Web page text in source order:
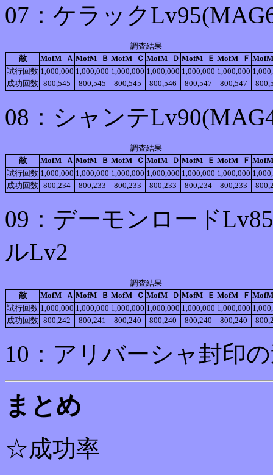
07：ケラック
調査結果
敵
MofM_Ａ MofM_Ｂ MofM_Ｃ MofM_Ｄ MofM_Ｅ MofM_Ｆ
試行回数 1,000,000 1,000,000 1,000,000 1,000,000 1,000,000 1,000,000
成功回数 800,545 800,545 800,545 800,546 800,547 800,547
08：シャンテ
調査結果
敵
MofM_Ａ MofM_Ｂ MofM_Ｃ MofM_Ｄ MofM_Ｅ MofM_Ｆ
試行回数 1,000,000 1,000,000 1,000,000 1,000,000 1,000,000 1,000,000
成功回数 800,234 800,233 800,233 800,233 800,234 800,233
09：デーモンロード
ルLv2
調査結果
敵
MofM_Ａ MofM_Ｂ MofM_Ｃ MofM_Ｄ MofM_Ｅ MofM_Ｆ
試行回数 1,000,000 1,000,000 1,000,000 1,000,000 1,000,000 1,000,000
成功回数 800,242 800,241 800,240 800,240 800,240 800,240
10：アリバーシャ封印
まとめ
☆成功率